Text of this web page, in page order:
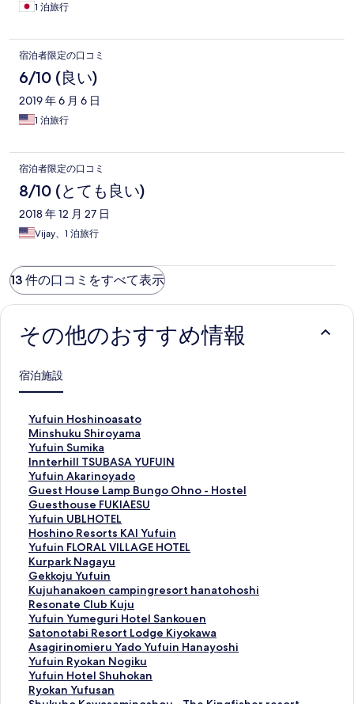
1 泊旅行
宿泊者限定の口コミ
6/10 (良い)
2019 年 6 月 6 日
1 泊旅行
宿泊者限定の口コミ
8/10 (とても良い)
2018 年 12 月 27 日
Vijay、1 泊旅行
13 件の口コミをすべて表示
その他のおすすめ情報
宿泊施設
Yufuin Hoshinoasato
Y
u
f
u
i
n
H
o
s
h
i
n
o
a
s
a
t
o
の
ペ
Minshuku Shiroyama
M
i
n
s
h
u
k
u
S
h
i
r
o
y
a
m
a
の
ペ
Yufuin Sumika
Y
u
f
u
i
n
S
u
m
i
k
a
の
ペ
ー
ジ
を
開
Innterhill TSUBASA YUFUIN
I
n
n
t
e
r
h
i
l
l
T
S
U
B
A
S
A
Yufuin Akarinoyado
Y
u
f
u
i
n
A
k
a
r
i
n
o
y
a
d
Guest House Lamp Bungo Ohno - Hostel
G
u
e
s
t
H
o
u
s
e
L
a
m
p
B
Guesthouse FUKIAESU
G
u
e
s
t
h
o
u
s
e
F
U
K
I
Yufuin UBLHOTEL
Y
u
f
u
i
n
U
B
L
H
O
T
E
Hoshino Resorts KAI Yufuin
H
o
s
h
i
n
o
R
e
s
o
r
Yufuin FLORAL VILLAGE HOTEL
Y
u
f
u
i
n
F
L
O
R
A
Kurpark Nagayu
K
u
r
p
a
r
k
N
a
g
Gekkoju Yufuin
G
e
k
k
o
j
u
Y
u
Kujuhanakoen campingresort hanatohoshi
K
u
j
u
h
a
n
a
Resonate Club Kuju
R
e
s
o
n
a
t
Yufuin Yumeguri Hotel Sankouen
Y
u
f
u
i
n
Satonotabi Resort Lodge Kiyokawa
S
a
t
o
n
Asagirinomieru Yado Yufuin Hanayoshi
A
s
a
g
Yufuin Ryokan Nogiku
Y
u
f
Yufuin Hotel Shuhokan
Y
u
Ryokan Yufusan
R